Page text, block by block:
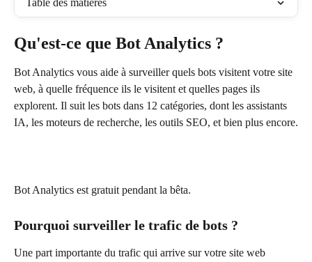
Table des matières
Qu'est-ce que Bot Analytics ?
Bot Analytics vous aide à surveiller quels bots visitent votre site
web, à quelle fréquence ils le visitent et quelles pages ils
explorent. Il suit les bots dans 12 catégories, dont les assistants
IA, les moteurs de recherche, les outils SEO, et bien plus encore.
Bot Analytics est gratuit pendant la bêta.
Pourquoi surveiller le trafic de bots ?
Une part importante du trafic qui arrive sur votre site web